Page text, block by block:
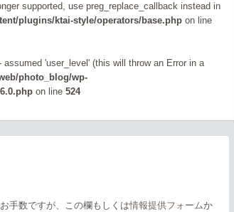
supported, use preg_replace_callback instead in
plugins/ktai-style/operators/base.php on line
'user_level' (this will throw an Error in a
photo_blog/wp-
on line 524
手数ですが、この欄もしくは情報提供フォームか